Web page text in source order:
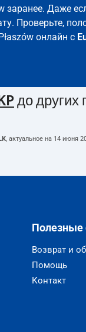
заранее. Даже
Проверьте,
онлайн с
до других
, актуальное на 14 июня
Полезные
Возврат и
Помощь
Контакт